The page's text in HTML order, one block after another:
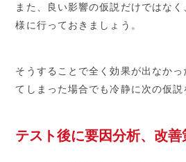
また、良い影響の仮説だけではな
様に行っておきましょう。
そうすることで全く効果が出なか
てしまった場合でも冷静に次の仮説
テスト後に要因分析、改善